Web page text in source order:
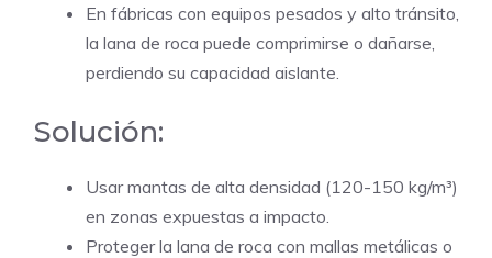
En fábricas con equipos pesados y alto tránsito,
la lana de roca puede comprimirse o dañarse,
perdiendo su capacidad aislante.
Solución:
Usar mantas de alta densidad (120-150 kg/m³)
en zonas expuestas a impacto.
Proteger la lana de roca con mallas metálicas o